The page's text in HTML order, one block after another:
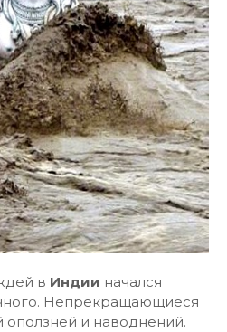
в Индии начался
Непрекращающиеся
оползней и наводнений.